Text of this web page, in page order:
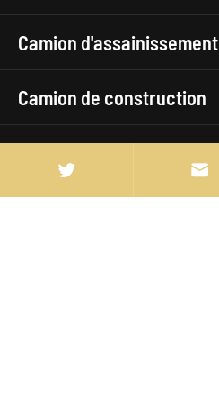
Camion d'assainissement
Camion de construction
